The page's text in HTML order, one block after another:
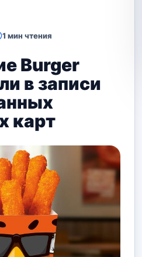
1 мин чтения
Burger
в записи
карт